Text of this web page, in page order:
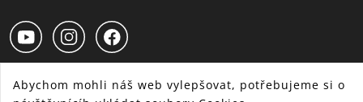
Abychom mohli náš web vylepšovat, potřebujeme si o